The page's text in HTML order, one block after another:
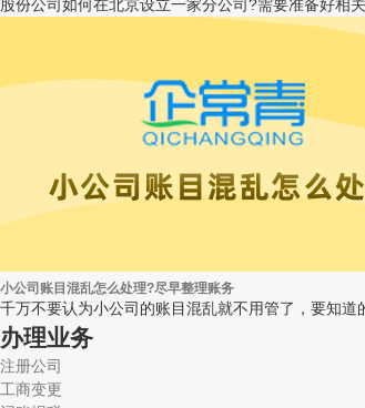
股份公司如何在北京设立一家分公司?需要准备好相
小公司账目混乱怎么处理?尽早整理账务
千万不要认为小公司的账目混乱就不用管了，要知
办理业务
注册公司
工商变更